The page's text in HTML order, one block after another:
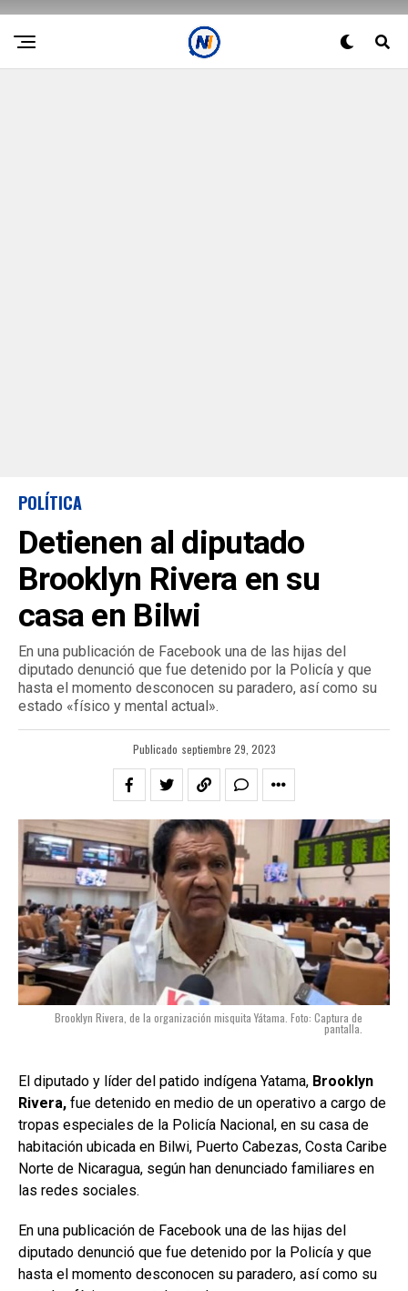
POLÍTICA
Detienen al diputado
Brooklyn Rivera en su
casa en Bilwi
En una publicación de Facebook una de las hijas del
diputado denunció que fue detenido por la Policía y que
hasta el momento desconocen su paradero, así como su
estado «físico y mental actual».
Publicado septiembre 29, 2023
Brooklyn Rivera, de la organización misquita Yátama. Foto: Captura de
pantalla.
El diputado y líder del patido indígena Yatama, Brooklyn
Rivera, fue detenido en medio de un operativo a cargo de
tropas especiales de la Policía Nacional, en su casa de
habitación ubicada en Bilwi, Puerto Cabezas, Costa Caribe
Norte de Nicaragua, según han denunciado familiares en
las redes sociales.
En una publicación de Facebook una de las hijas del
diputado denunció que fue detenido por la Policía y que
hasta el momento desconocen su paradero, así como su